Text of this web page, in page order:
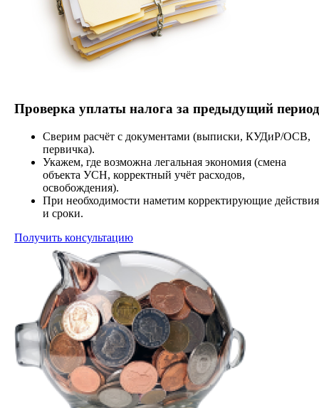
Проверка уплаты налога за предыдущий период
Сверим расчёт с документами (выписки, КУДиР/ОСВ,
первичка).
Укажем, где возможна легальная экономия (смена
объекта УСН, корректный учёт расходов,
освобождения).
При необходимости наметим корректирующие действия
и сроки.
Получить консультацию